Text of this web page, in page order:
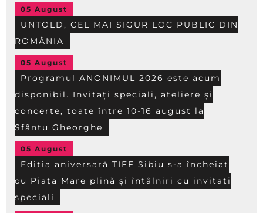
05 August
UNTOLD, CEL MAI SIGUR LOC PUBLIC DIN
ROMÂNIA
05 August
Programul ANONIMUL 2026 este acum
disponibil. Invitați speciali, ateliere și
concerte, toate între 10-16 august la
Sfântu Gheorghe
05 August
Ediția aniversară TIFF Sibiu s-a încheiat
cu Piața Mare plină și întâlniri cu invitați
speciali